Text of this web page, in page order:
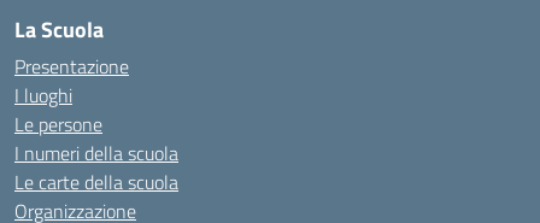
La Scuola
Presentazione
I luoghi
Le persone
I numeri della scuola
Le carte della scuola
Organizzazione